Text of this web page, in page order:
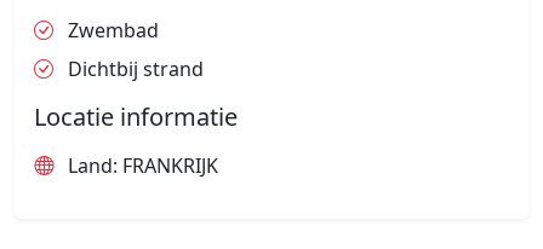
Zwembad
Dichtbij strand
Locatie informatie
Land: FRANKRIJK